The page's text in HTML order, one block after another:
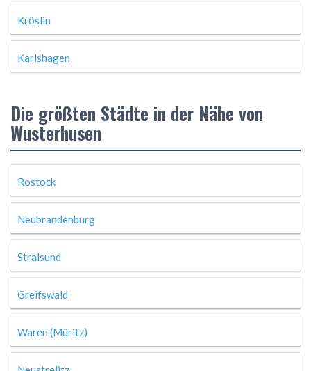
Kröslin
Karlshagen
Die größten Städte in der Nähe von
Wusterhusen
Rostock
Neubrandenburg
Stralsund
Greifswald
Waren (Müritz)